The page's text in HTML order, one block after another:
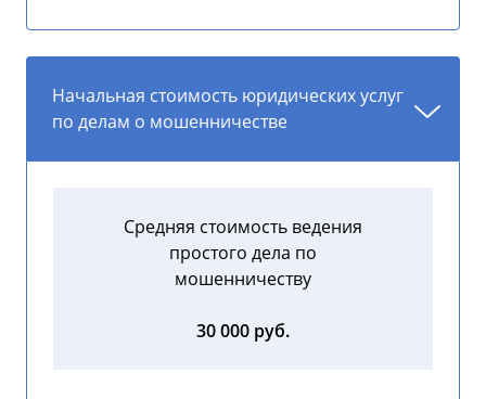
Начальная стоимость юридических услуг
по делам о мошенничестве
Средняя стоимость ведения
простого дела по
мошенничеству
30 000 руб.